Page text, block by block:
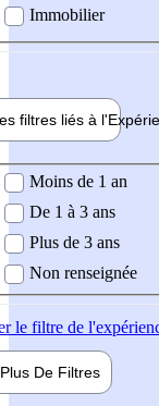
Immobilier
filtres liés à l'
demandée
Moins de 1 an
De 1 à 3 ans
Plus de 3 ans
Non renseignée
le filtre de
Plus De Filtres